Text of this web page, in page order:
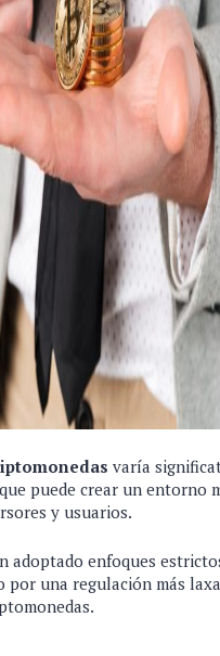
varía
puede crear un entorno
y usuarios.
adoptado enfoques
por una regulación más